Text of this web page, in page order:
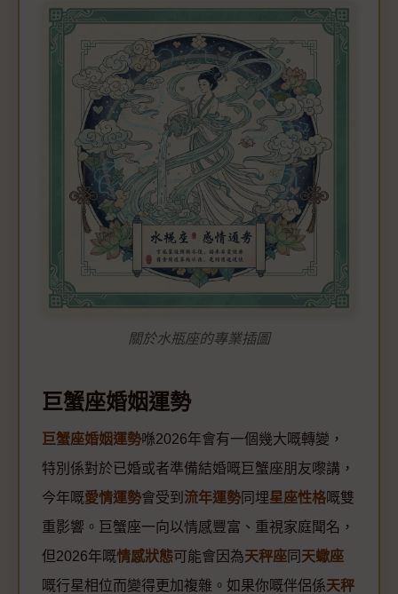
關於水瓶座的專業插圖
巨蟹座婚姻運勢
巨蟹座婚姻運勢喺2026年會有一個幾大嘅轉變，
特別係對於已婚或者準備結婚嘅巨蟹座朋友嚟講，
今年嘅愛情運勢會受到 流年運勢 同埋星座性格嘅雙
重影響。巨蟹座一向以情感豐富、重視家庭聞名，
但2026年嘅情感狀態可能會因為天秤座 同 天蠍座
嘅行星相位而變得更加複雜。如果你嘅伴侶係天秤